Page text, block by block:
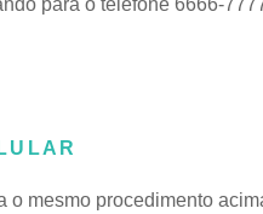
para o telefone 6666-
o mesmo procedimento